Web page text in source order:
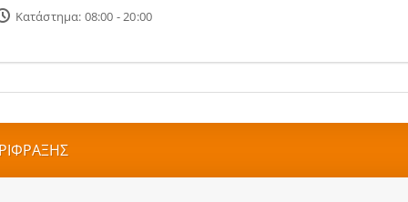
Κατάστημα: 08:00 - 20:00